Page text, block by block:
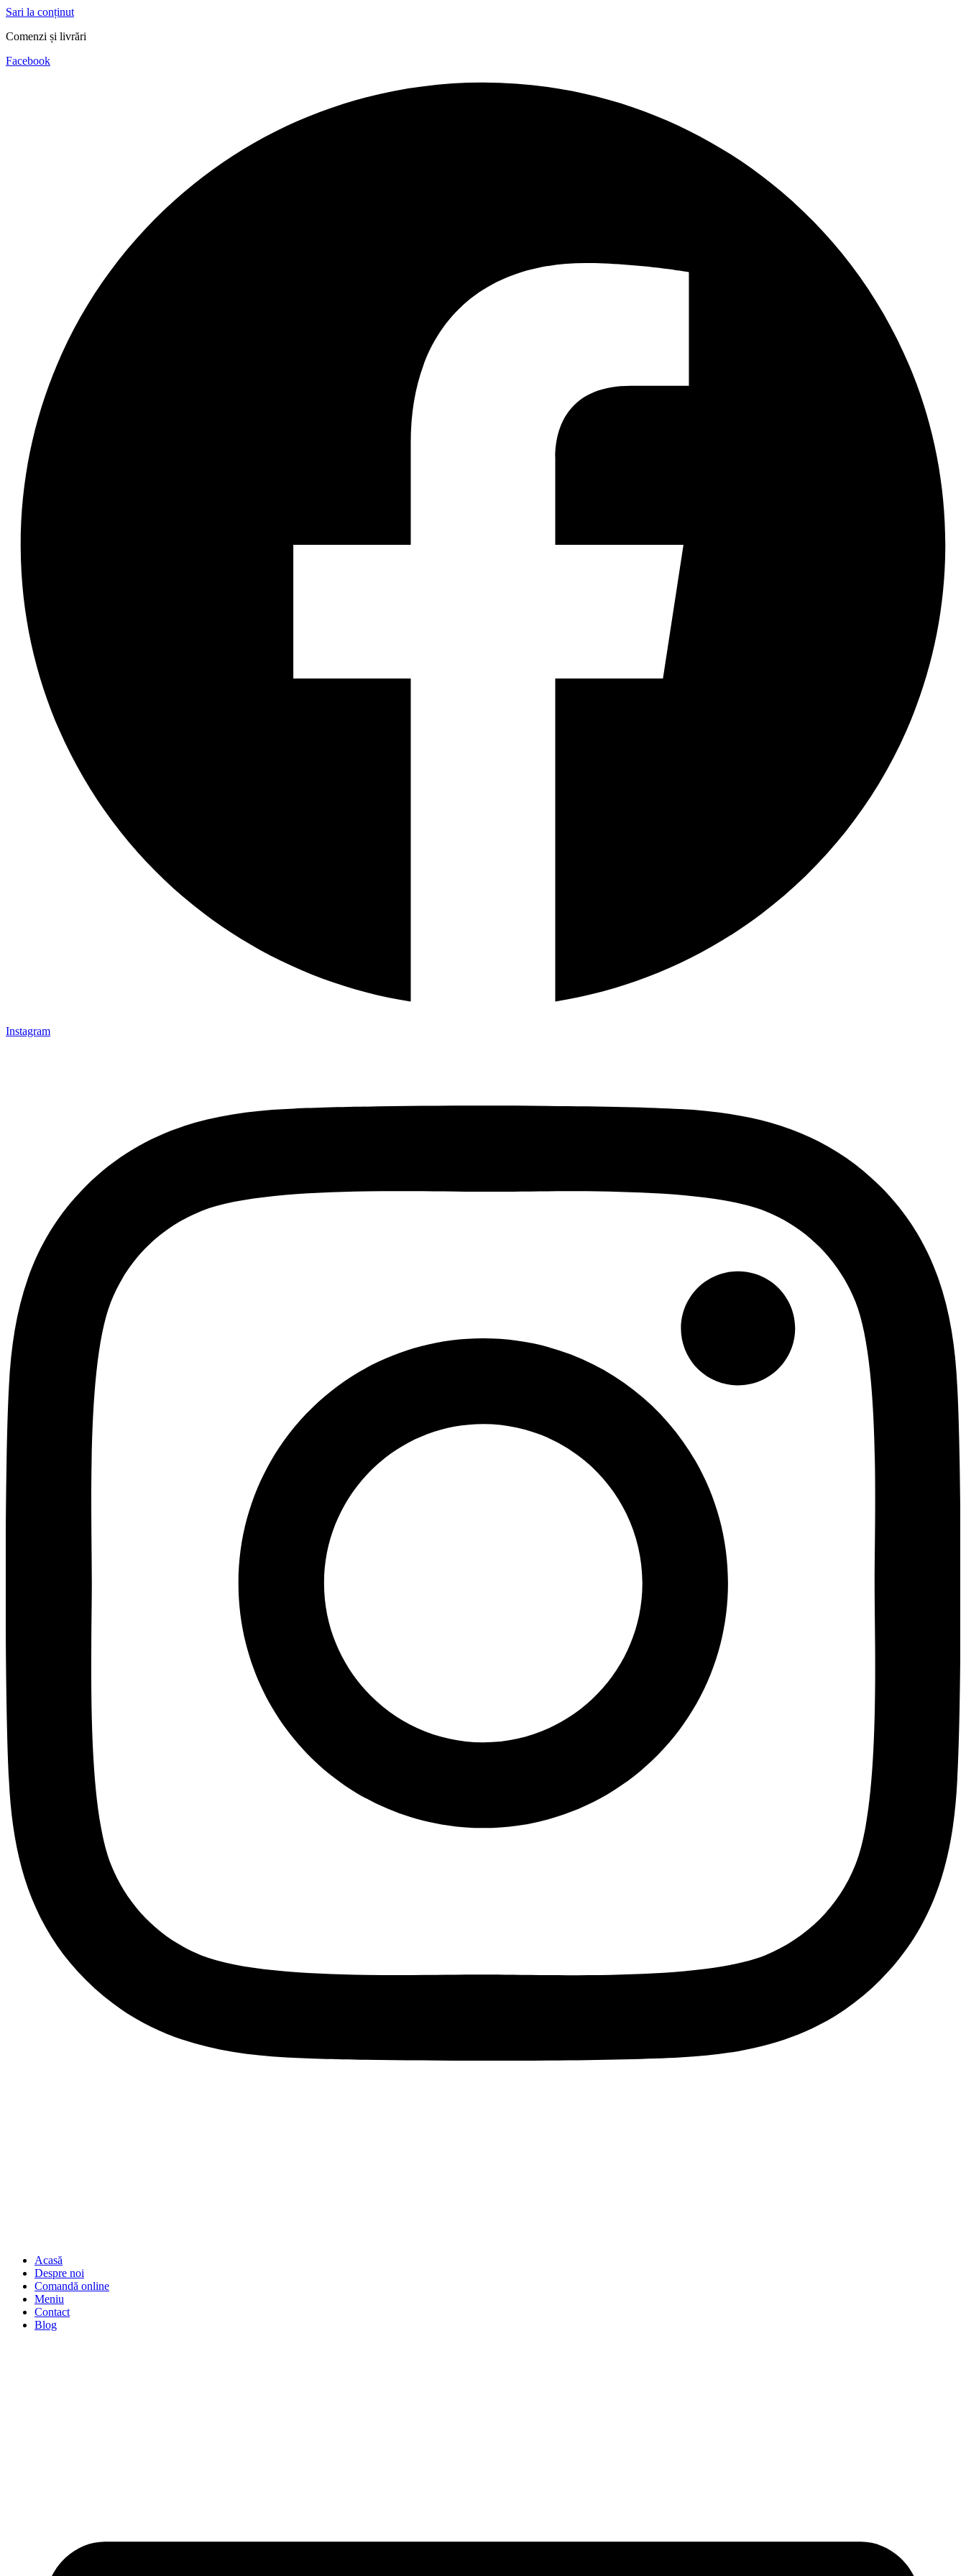
Sari la conținut
Comenzi și livrări
Facebook
Instagram
Acasă
Despre noi
Comandă online
Meniu
Contact
Blog